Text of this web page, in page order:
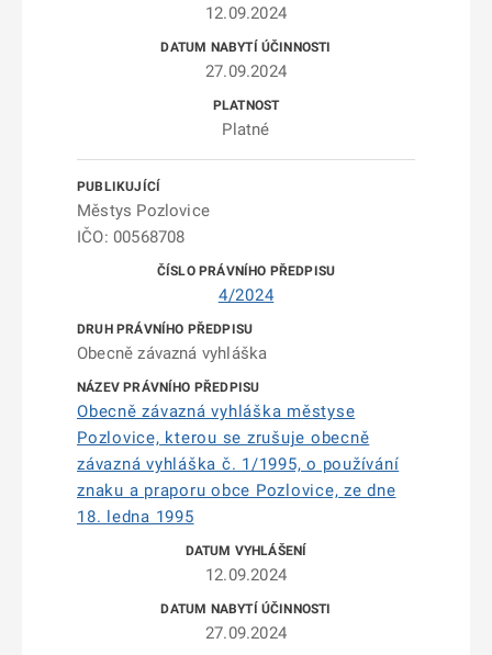
12.09.2024
27.09.2024
Platné
Městys Pozlovice
IČO: 00568708
4/2024
Obecně závazná vyhláška
Obecně závazná vyhláška městyse
Pozlovice, kterou se zrušuje obecně
závazná vyhláška č. 1/1995, o používání
znaku a praporu obce Pozlovice, ze dne
18. ledna 1995
12.09.2024
27.09.2024